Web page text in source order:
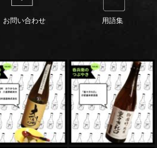
お問い合わせ 用語集